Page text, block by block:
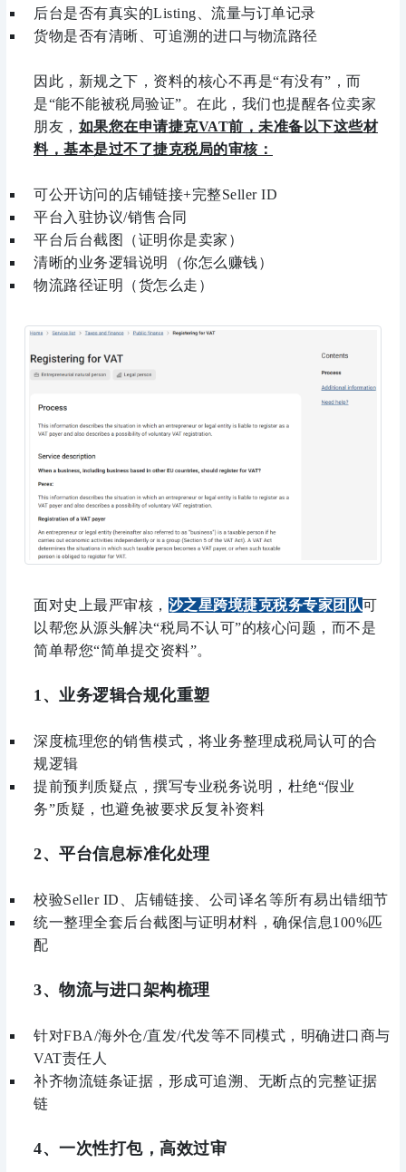
后台是否有真实的Listing、流量与订单记录
货物是否有清晰、可追溯的进口与物流路径
因此，新规之下，资料的核心不再是“有没有”，而
是“能不能被税局验证”。在此，我们也提醒各位卖家
朋友， 如果您在申请捷克VAT前，未准备以下这些材
料，基本是过不了捷克税局的审核：
可公开访问的店铺链接+完整Seller ID
平台入驻协议/销售合同
平台后台截图（证明你是卖家）
清晰的业务逻辑说明（你怎么赚钱）
物流路径证明（货怎么走）
面对史上最严审核， 沙之星跨境捷克税务专家团队可
以帮您从源头解决“税局不认可”的核心问题，而不是
简单帮您“简单提交资料”。
1、业务逻辑合规化重塑
深度梳理您的销售模式，将业务整理成税局认可的合
规逻辑
提前预判质疑点，撰写专业税务说明，杜绝“假业
务”质疑，也避免被要求反复补资料
2、平台信息标准化处理
校验Seller ID、店铺链接、公司译名等所有易出错细节
统一整理全套后台截图与证明材料，确保信息100%匹
配
3、物流与进口架构梳理
针对FBA/海外仓/直发/代发等不同模式，明确进口商与
VAT责任人
补齐物流链条证据，形成可追溯、无断点的完整证据
链
4、一次性打包，高效过审